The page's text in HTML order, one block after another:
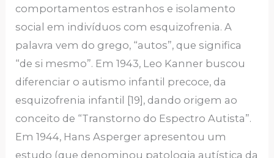
comportamentos estranhos e isolamento
social em indivíduos com esquizofrenia. A
palavra vem do grego, “autos”, que significa
“de si mesmo”. Em 1943, Leo Kanner buscou
diferenciar o autismo infantil precoce, da
esquizofrenia infantil [19], dando origem ao
conceito de “Transtorno do Espectro Autista”.
Em 1944, Hans Asperger apresentou um
estudo (que denominou patologia autística da